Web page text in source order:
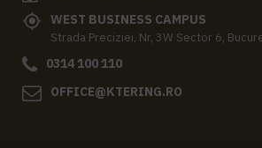
WEST BUSINESS CAMPUS
Strada Preciziei, Nr, 3W Sector 6,
0314 100 110
OFFICE@KTERING.RO